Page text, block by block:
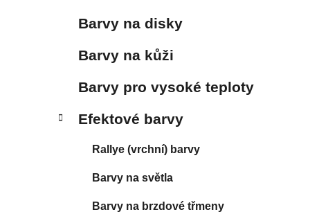
Barvy na disky
Barvy na kůži
Barvy pro vysoké teploty
Efektové barvy
Rallye (vrchní) barvy
Barvy na světla
Barvy na brzdové třmeny